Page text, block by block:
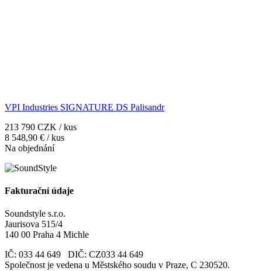
VPI Industries SIGNATURE DS Palisandr
213 790 CZK / kus
8 548,90 € / kus
Na objednání
Fakturační údaje
Soundstyle s.r.o.
Jaurisova 515/4
140 00 Praha 4 Michle
IČ: 033 44 649 DIČ: CZ033 44 649
Společnost je vedena u Městského soudu v Praze, C 230520.